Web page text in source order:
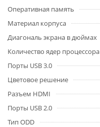
Оперативная память
Материал корпуса
Диагональ экрана в дюймах
Количество ядер процессора
Порты USB 3.0
Цветовое решение
Разъем HDMI
Порты USB 2.0
Тип ODD